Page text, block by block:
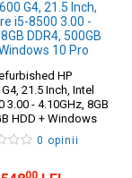
HP
21.5 Inch, Intel
3.00 - 4.10GHz, 8GB
HDD + Windows
0 opinii
00